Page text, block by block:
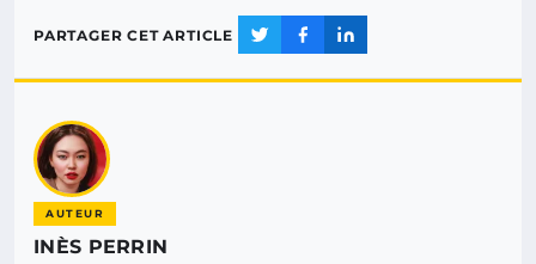
PARTAGER CET ARTICLE
AUTEUR
INÈS PERRIN